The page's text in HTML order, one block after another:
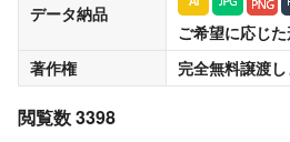
データ納品
ご希望に応じ
著作権
完全無料譲渡
閲覧数 3398